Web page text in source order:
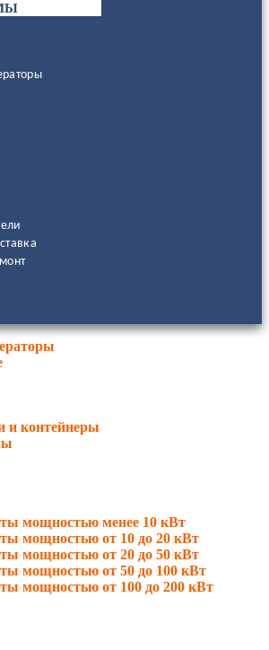
и контейнеры
мощностью менее 10 кВт
мощностью от 10 до 20 кВт
мощностью от 20 до 50 кВт
мощностью от 50 до 100 кВт
мощностью от 100 до 200 кВт